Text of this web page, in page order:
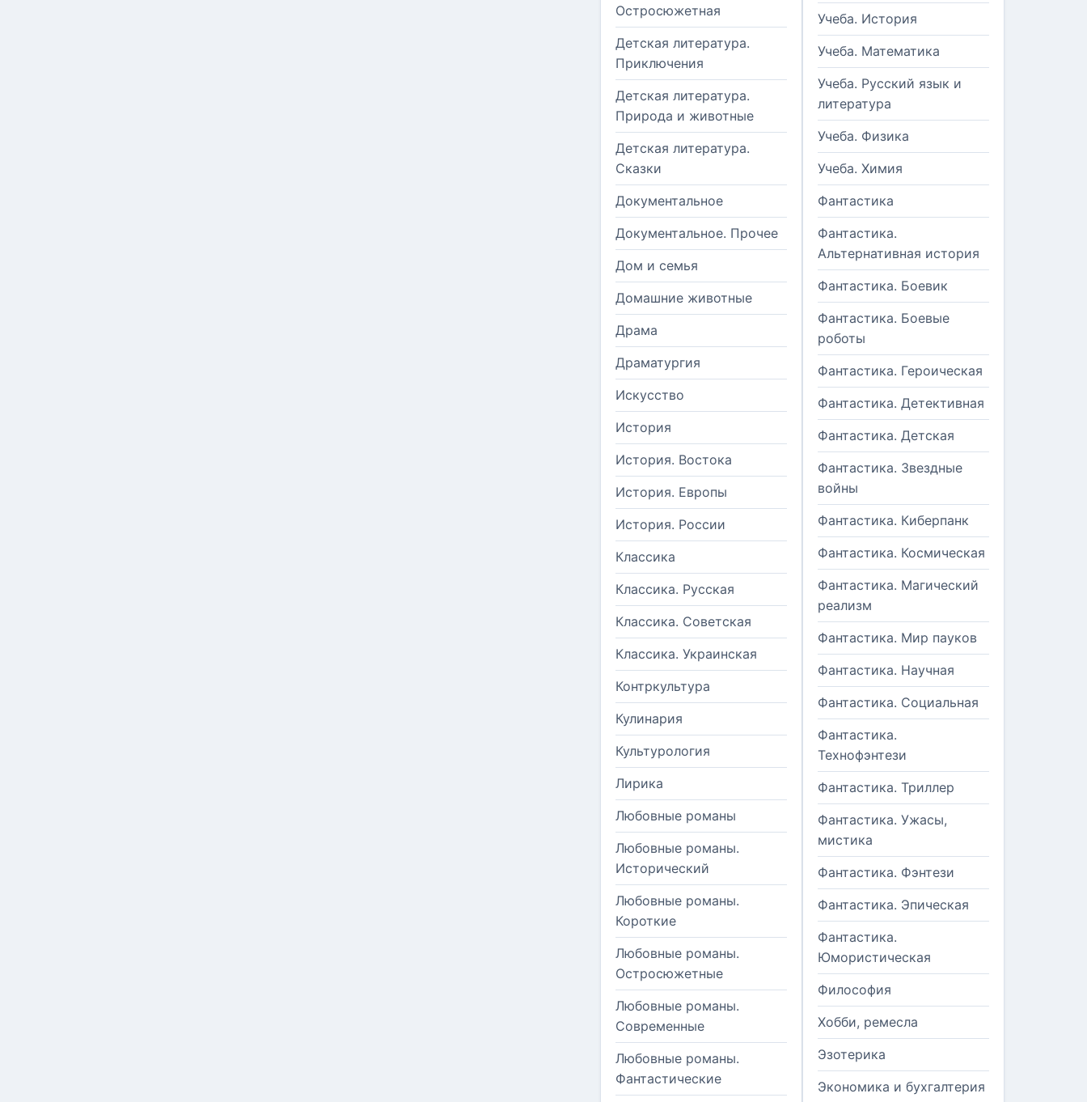
Остросюжетная
Детская литература.
Приключения
Детская литература.
Природа и животные
Детская литература.
Сказки
Документальное
Документальное. Прочее
Дом и семья
Домашние животные
Драма
Драматургия
Искусство
История
История. Востока
История. Европы
История. России
Классика
Классика. Русская
Классика. Советская
Классика. Украинская
Контркультура
Кулинария
Культурология
Лирика
Любовные романы
Любовные романы.
Исторический
Любовные романы.
Короткие
Любовные романы.
Остросюжетные
Любовные романы.
Современные
Любовные романы.
Фантастические
Учеба. История
Учеба. Математика
Учеба. Русский язык и
литература
Учеба. Физика
Учеба. Химия
Фантастика
Фантастика.
Альтернативная история
Фантастика. Боевик
Фантастика. Боевые
роботы
Фантастика. Героическая
Фантастика. Детективная
Фантастика. Детская
Фантастика. Звездные
войны
Фантастика. Киберпанк
Фантастика. Космическая
Фантастика. Магический
реализм
Фантастика. Мир пауков
Фантастика. Научная
Фантастика. Социальная
Фантастика.
Технофэнтези
Фантастика. Триллер
Фантастика. Ужасы,
мистика
Фантастика. Фэнтези
Фантастика. Эпическая
Фантастика.
Юмористическая
Философия
Хобби, ремесла
Эзотерика
Экономика и бухгалтерия